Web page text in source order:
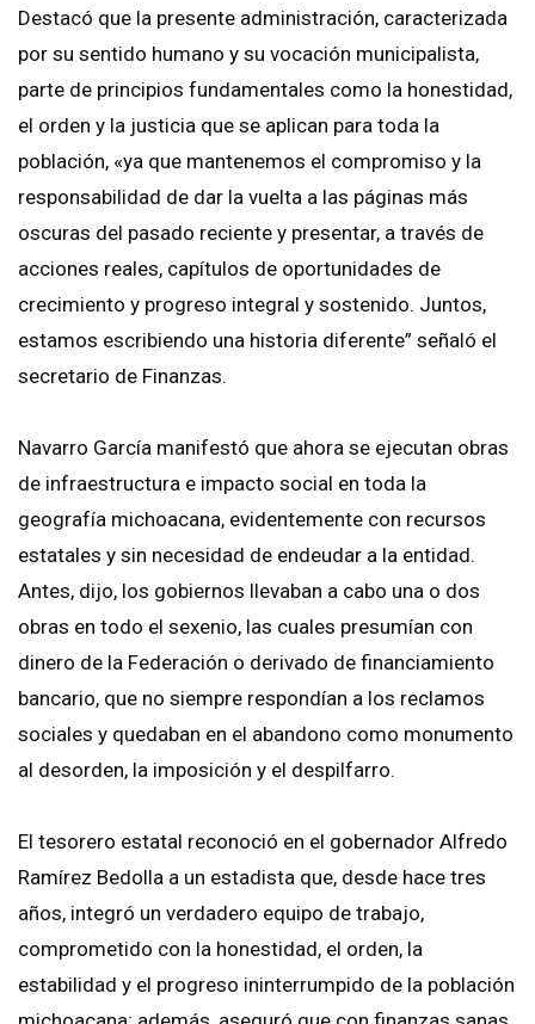
Destacó que la presente administración, caracterizada
por su sentido humano y su vocación municipalista,
parte de principios fundamentales como la honestidad,
el orden y la justicia que se aplican para toda la
población, «ya que mantenemos el compromiso y la
responsabilidad de dar la vuelta a las páginas más
oscuras del pasado reciente y presentar, a través de
acciones reales, capítulos de oportunidades de
crecimiento y progreso integral y sostenido. Juntos,
estamos escribiendo una historia diferente” señaló el
secretario de Finanzas.
Navarro García manifestó que ahora se ejecutan obras
de infraestructura e impacto social en toda la
geografía michoacana, evidentemente con recursos
estatales y sin necesidad de endeudar a la entidad.
Antes, dijo, los gobiernos llevaban a cabo una o dos
obras en todo el sexenio, las cuales presumían con
dinero de la Federación o derivado de financiamiento
bancario, que no siempre respondían a los reclamos
sociales y quedaban en el abandono como monumento
al desorden, la imposición y el despilfarro.
El tesorero estatal reconoció en el gobernador Alfredo
Ramírez Bedolla a un estadista que, desde hace tres
años, integró un verdadero equipo de trabajo,
comprometido con la honestidad, el orden, la
estabilidad y el progreso ininterrumpido de la población